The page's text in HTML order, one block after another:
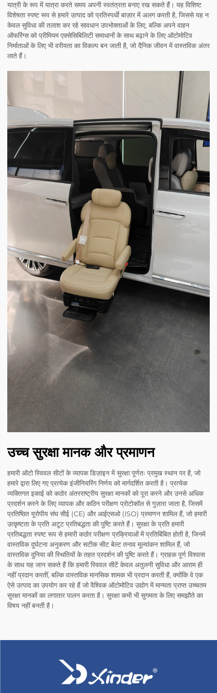
यात्री के रूप में यात्रा करते समय अपनी स्वतंत्रता बनाए रख सकते हैं। यह विशिष्ट
विशेषता स्पष्ट रूप से हमारे उत्पाद को प्रतिस्पर्धी बाज़ार में अलग करती है, जिससे यह न
केवल सुविधा की तलाश कर रहे सावधान उपभोक्ताओं के लिए, बल्कि अपने वाहन
ऑफरिंग्स को प्रीमियम एक्सेसिबिलिटी समाधानों के साथ बढ़ाने के लिए ऑटोमोटिव
निर्माताओं के लिए भी वरीयता का विकल्प बन जाती है, जो दैनिक जीवन में वास्तविक अंतर
लाते हैं।
उच्च सुरक्षा मानक और प्रमाणन
हमारी ऑटो स्विवल सीटों के व्यापक डिज़ाइन में सुरक्षा पूर्णतः प्रमुख स्थान पर है, जो
हमारे द्वारा लिए गए प्रत्येक इंजीनियरिंग निर्णय को मार्गदर्शित करती है। प्रत्येक
व्यक्तिगत इकाई को कठोर अंतरराष्ट्रीय सुरक्षा मानकों को पूरा करने और उनसे अधिक
प्रदर्शन करने के लिए व्यापक और कठिन परीक्षण प्रोटोकॉल से गुज़ारा जाता है, जिसमें
प्रतिष्ठित यूरोपीय संघ सीई (CE) और आईएसओ (ISO) प्रमाणन शामिल हैं, जो हमारी
उत्कृष्टता के प्रति अटूट प्रतिबद्धता की पुष्टि करते हैं। सुरक्षा के प्रति हमारी
प्रतिबद्धता स्पष्ट रूप से हमारी कठोर परीक्षण प्रक्रियाओं में प्रतिबिंबित होती है, जिनमें
वास्तविक दुर्घटना अनुकरण और सटीक सीट बेल्ट तनाव मूल्यांकन शामिल हैं, जो
वास्तविक दुनिया की स्थितियों के तहत प्रदर्शन की पुष्टि करते हैं। ग्राहक पूर्ण विश्वास
के साथ यह जान सकते हैं कि हमारी स्विवल सीटें केवल अतुलनी सुविधा और आराम ही
नहीं प्रदान करतीं, बल्कि वास्तविक मानसिक शामक भी प्रदान करती हैं, क्योंकि वे एक
ऐसे उत्पाद का उपयोग कर रहे हैं जो वैश्विक ऑटोमोटिव उद्योग में मान्यता प्राप्त उच्चतम
सुरक्षा मानकों का लगातार पालन करता है। सुरक्षा कभी भी सुगमता के लिए समझौते का
विषय नहीं बनती है।